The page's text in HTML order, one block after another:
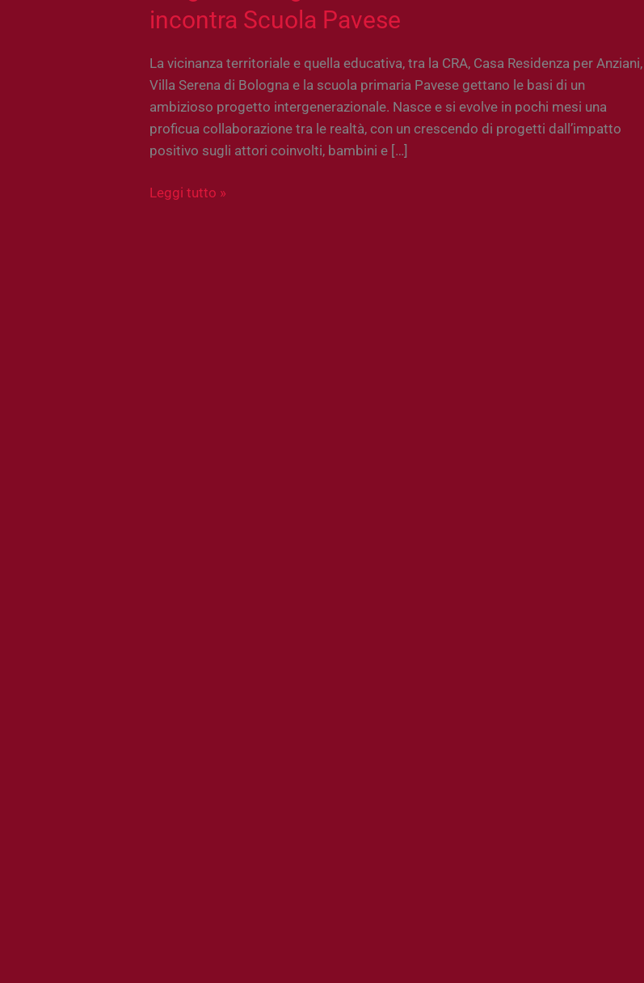
incontra Scuola Pavese
La vicinanza territoriale e quella educativa, tra la CRA, Casa Residenza per Anziani,
Villa Serena di Bologna e la scuola primaria Pavese gettano le basi di un
ambizioso progetto intergenerazionale. Nasce e si evolve in pochi mesi una
proficua collaborazione tra le realtà, con un crescendo di progetti dall’impatto
positivo sugli attori coinvolti, bambini e […]
Leggi tutto »